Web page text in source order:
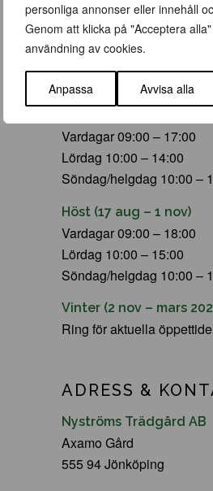
personliga annonser eller innehåll
Genom att klicka på "Acceptera
användning av cookies.
Anpassa Avvisa alla
Vår (23 mars – 28 juni)
Vardagar 09:00 – 19:00
Lördag 10:00 – 16:00
Söndag/helgdag 10:00 –
Vardagar 09:00 – 17:00
Lördag 10:00 – 14:00
Söndag/helgdag 10:00 –
Höst (17 aug – 1 nov)
Vardagar 09:00 – 18:00
Lördag 10:00 – 15:00
Söndag/helgdag 10:00 –
Vinter (2 nov – mars
Ring för aktuella
ADRESS &
Nyströms Trädgård AB
Axamo Gård
555 94 Jönköping